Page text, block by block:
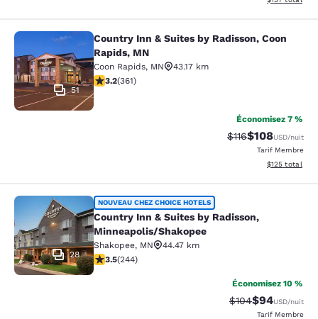
Country Inn & Suites by Radisson,
51
Country Inn & Suites by Radisson, Coon
Rapids, MN
Coon Rapids, MN
43.17 km
3.17 étoiles. Bien. 361 commentaires
3.2(361)
Économisez 7 %
Tarif barré :
$116Tarif réduit :
$108USD/nuit
Tarif Membre
Afficher les
$125 total
Country Inn & Suites by Radisson,
28
NOUVEAU CHEZ CHOICE HOTELS
Country Inn & Suites by Radisson,
Minneapolis/Shakopee
Shakopee, MN
44.47 km
3.49 étoiles. Bien. 244 commentaires
3.5(244)
Économisez 10 %
Tarif barré :
$104Tarif réduit :
$94USD/nuit
Tarif Membre